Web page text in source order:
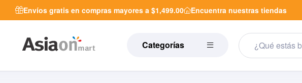
Envíos gratis en compras mayores a $1,499.00 Encuentra nuestras tiendas
Categorías